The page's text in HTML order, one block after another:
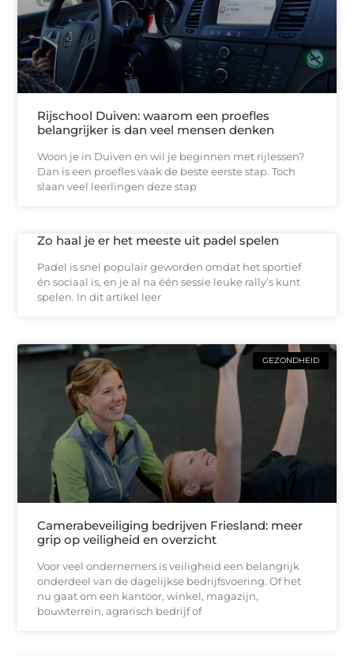
Rijschool Duiven: waarom een proefles
belangrijker is dan veel mensen denken
Woon je in Duiven en wil je beginnen met rijlessen?
Dan is een proefles vaak de beste eerste stap. Toch
slaan veel leerlingen deze stap
Zo haal je er het meeste uit padel spelen
Padel is snel populair geworden omdat het sportief
én sociaal is, en je al na één sessie leuke rally’s kunt
spelen. In dit artikel leer
GEZONDHEID
Camerabeveiliging bedrijven Friesland: meer
grip op veiligheid en overzicht
Voor veel ondernemers is veiligheid een belangrijk
onderdeel van de dagelijkse bedrijfsvoering. Of het
nu gaat om een kantoor, winkel, magazijn,
bouwterrein, agrarisch bedrijf of